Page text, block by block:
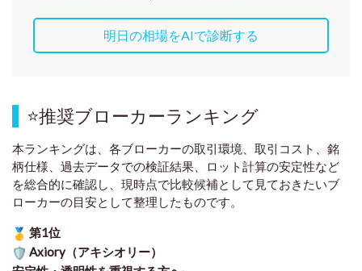
明日の相場をAIで診断する
⭐推奨ブローカーランキング
本ランキングは、各ブローカーの取引環境、取引コスト、銘
柄仕様、過去データでの検証結果、ロット計算の安定性など
を総合的に確認し、現時点で比較候補として見ておきたいブ
ローカーの目安として整理したものです。
第1位
Axiory（アキシオリー）